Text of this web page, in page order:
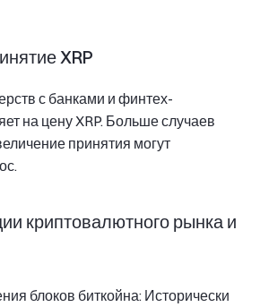
XRP
с банками и финтех-
на цену XRP. Больше случаев
принятия могут
криптовалютного рынка и
блоков биткойна: Исторически